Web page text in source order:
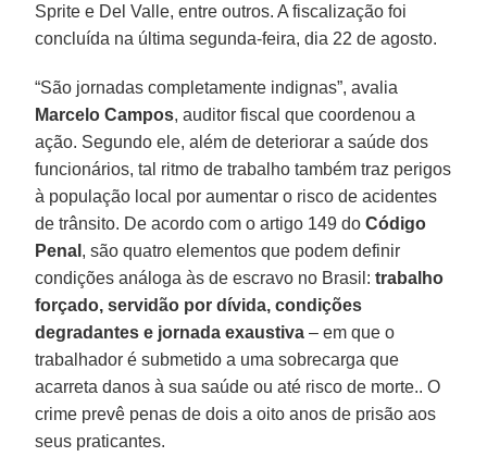
Sprite e Del Valle, entre outros. A fiscalização foi
concluída na última segunda-feira, dia 22 de agosto.
“São jornadas completamente indignas”, avalia
Marcelo Campos, auditor fiscal que coordenou a
ação. Segundo ele, além de deteriorar a saúde dos
funcionários, tal ritmo de trabalho também traz perigos
à população local por aumentar o risco de acidentes
de trânsito. De acordo com o artigo 149 doCódigo
Penal , são quatro elementos que podem definir
condições análoga às de escravo no Brasil:trabalho
forçado, servidão por dívida, condições
degradantes e jornada exaustiva – em que o
trabalhador é submetido a uma sobrecarga que
acarreta danos à sua saúde ou até risco de morte.. O
crime prevê penas de dois a oito anos de prisão aos
seus praticantes.